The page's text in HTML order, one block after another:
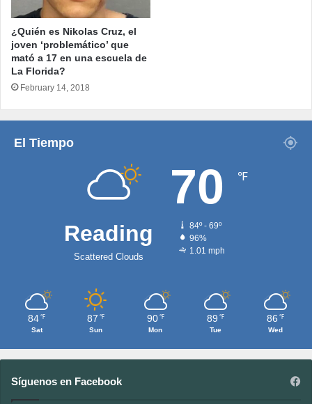
¿Quién es Nikolas Cruz, el
joven ‘problemático’ que
mató a 17 en una escuela de
La Florida?
February 14, 2018
El Tiempo
Reading
Scattered Clouds
70 ℉
84º - 69º
96%
1.01 mph
84 ℉
Sat
87 ℉
Sun
90 ℉
Mon
89 ℉
Tue
86 ℉
Wed
Síguenos en Facebook